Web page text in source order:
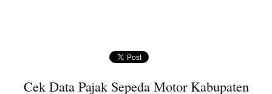
Cek Data Pajak Sepeda Motor Kabupaten